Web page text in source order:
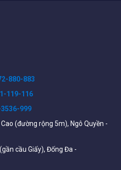
880-883
119-116
999
(đường rộng 5m), Ngô Quyền -
cầu Giấy), Đống Đa -